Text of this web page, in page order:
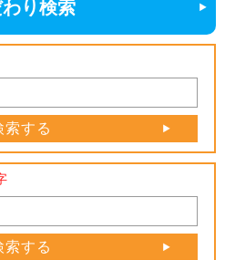
り検索
索する
索する